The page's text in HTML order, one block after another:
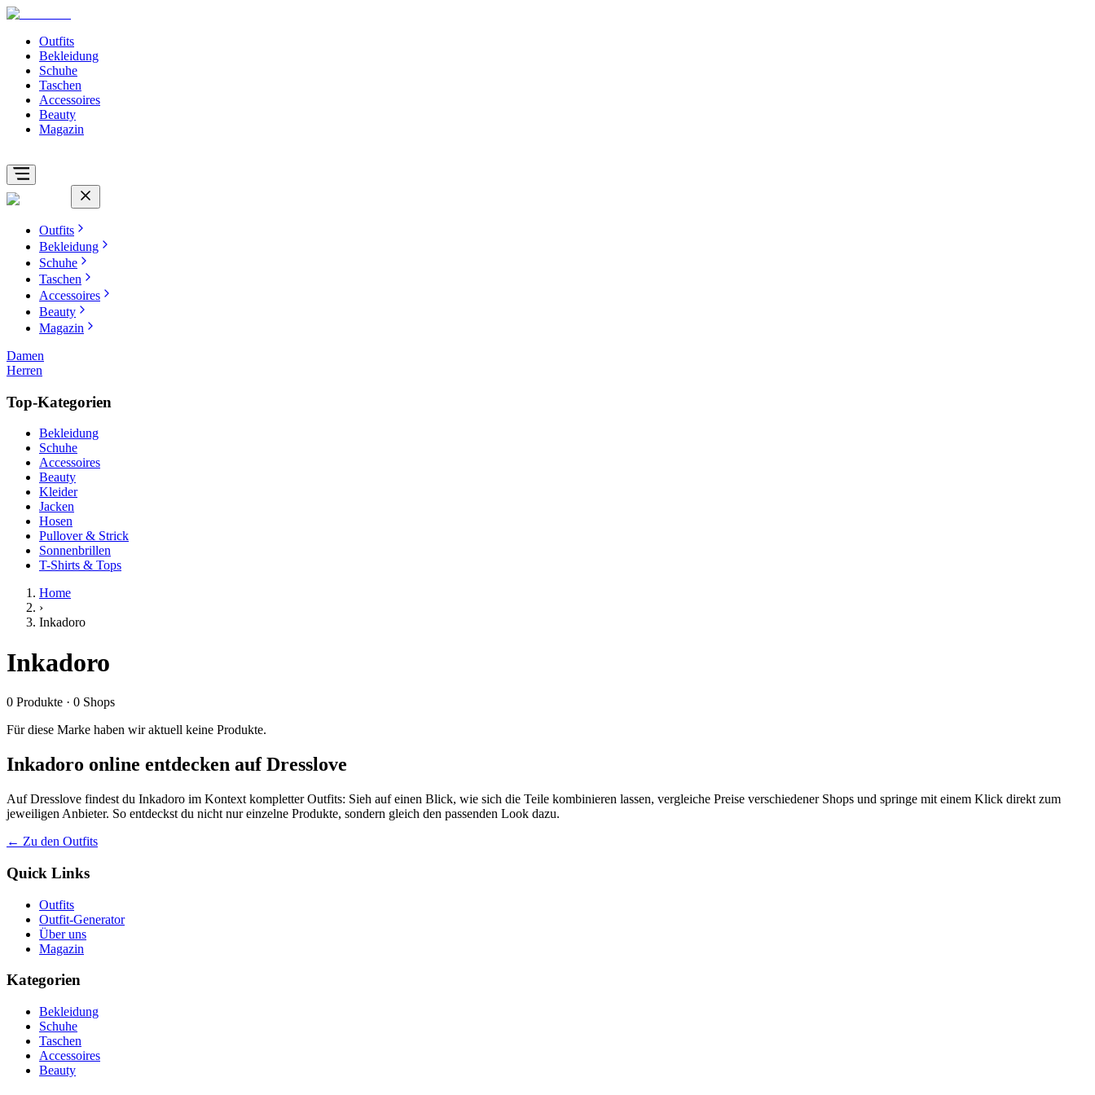
Outfits
Bekleidung
Schuhe
Taschen
Accessoires
Beauty
Magazin
Outfits
Bekleidung
Schuhe
Taschen
Accessoires
Beauty
Magazin
Damen
Herren
Top-Kategorien
Bekleidung
Schuhe
Accessoires
Beauty
Kleider
Jacken
Hosen
Pullover & Strick
Sonnenbrillen
T-Shirts & Tops
Home
›
Inkadoro
Inkadoro
0 Produkte · 0 Shops
Für diese Marke haben wir aktuell keine Produkte.
Inkadoro online entdecken auf Dresslove
Auf Dresslove findest du Inkadoro im Kontext kompletter Outfits: Sieh auf einen Blick, wie sich die Teile kombinieren lassen, vergleiche Preise verschiedener Shops und springe mit einem Klick direkt zum
jeweiligen Anbieter. So entdeckst du nicht nur einzelne Produkte, sondern gleich den passenden Look dazu.
← Zu den Outfits
Quick Links
Outfits
Outfit-Generator
Über uns
Magazin
Kategorien
Bekleidung
Schuhe
Taschen
Accessoires
Beauty